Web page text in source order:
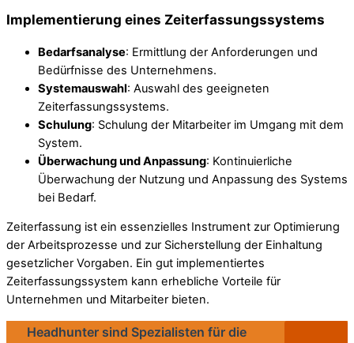
Implementierung eines Zeiterfassungssystems
Bedarfsanalyse: Ermittlung der Anforderungen und
Bedürfnisse des Unternehmens.
Systemauswahl: Auswahl des geeigneten
Zeiterfassungssystems.
Schulung: Schulung der Mitarbeiter im Umgang mit dem
System.
Überwachung und Anpassung: Kontinuierliche
Überwachung der Nutzung und Anpassung des Systems
bei Bedarf.
Zeiterfassung ist ein essenzielles Instrument zur Optimierung
der Arbeitsprozesse und zur Sicherstellung der Einhaltung
gesetzlicher Vorgaben. Ein gut implementiertes
Zeiterfassungssystem kann erhebliche Vorteile für
Unternehmen und Mitarbeiter bieten.
Headhunter sind Spezialisten für die